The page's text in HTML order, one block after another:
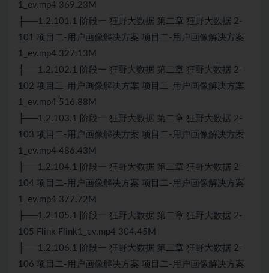
1_ev.mp4 369.23M
├──1.2.101.1 阶段一 狂野大数据 第二章 狂野大数据 2-
101 项目二-用户画像解决方案 项目二-用户画像解决方案
1_ev.mp4 327.13M
├──1.2.102.1 阶段一 狂野大数据 第二章 狂野大数据 2-
102 项目二-用户画像解决方案 项目二-用户画像解决方案
1_ev.mp4 516.88M
├──1.2.103.1 阶段一 狂野大数据 第二章 狂野大数据 2-
103 项目二-用户画像解决方案 项目二-用户画像解决方案
1_ev.mp4 486.43M
├──1.2.104.1 阶段一 狂野大数据 第二章 狂野大数据 2-
104 项目二-用户画像解决方案 项目二-用户画像解决方案
1_ev.mp4 377.72M
├──1.2.105.1 阶段一 狂野大数据 第二章 狂野大数据 2-
105 Flink Flink1_ev.mp4 304.45M
├──1.2.106.1 阶段一 狂野大数据 第二章 狂野大数据 2-
106 项目二-用户画像解决方案 项目二-用户画像解决方案